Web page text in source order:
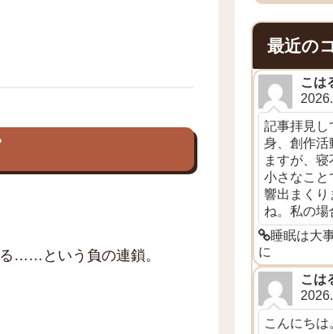
……という負の連鎖。
最近の
こは
記事拝見し
身、創作活
ますが、
小さなこと
響出まくり
ね。私の場
睡眠は大
に
こは
こんにち